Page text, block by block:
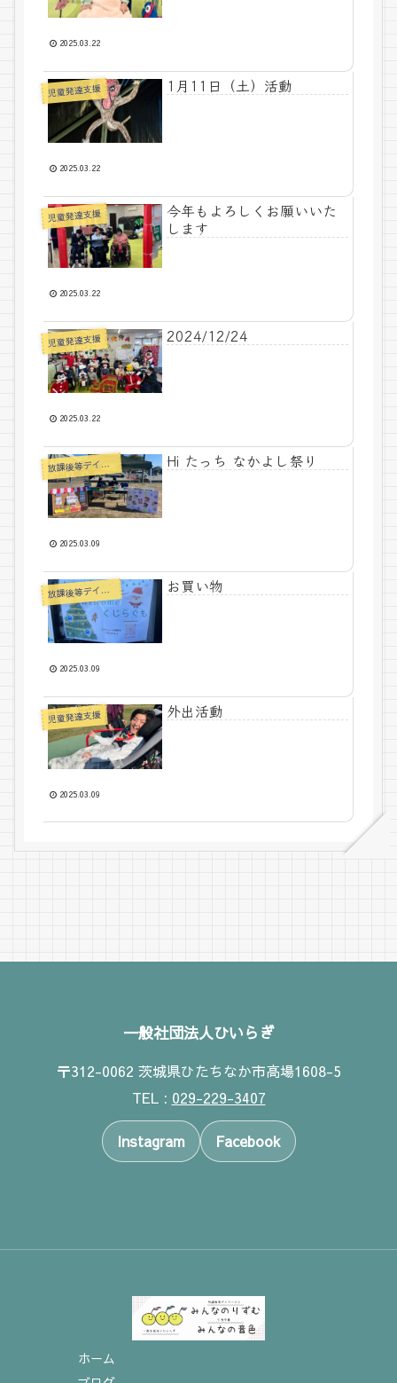
2025.03.22
児童発達支援 1月11日（土）活動
2025.03.22
児童発達支援
今年もよろしくお願いいた
します
2025.03.22
児童発達支援 2024/12/24
2025.03.22
放 課後等デイサービス Hi たっち なかよし祭り
2025.03.09
放 課後等デイサービス お買い物
2025.03.09
児童発達支援 外出活動
2025.03.09
一般社団法人ひいらぎ
〒312-0062 茨城県ひたちなか市高場1608-5
TEL : 029-229-3407
Instagram Facebook
ホーム